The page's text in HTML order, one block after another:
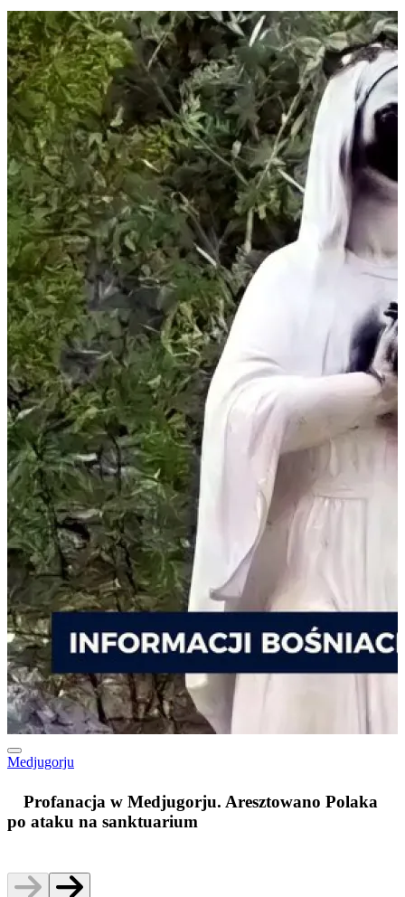
Medjugorju
Profanacja w Medjugorju. Aresztowano Polaka
po ataku na sanktuarium